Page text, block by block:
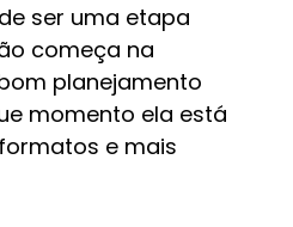
ser uma etapa
começa na
planejamento
momento ela está
e mais